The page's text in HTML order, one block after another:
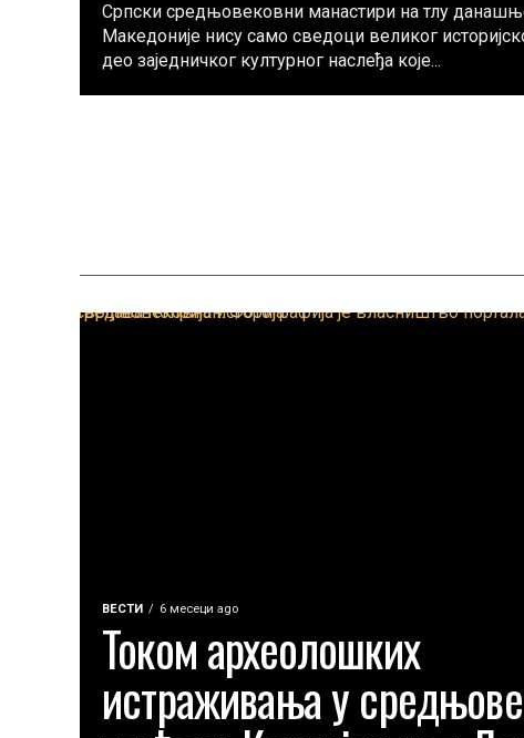
Српски средњовековни манастири на тлу
Македоније нису само сведоци великог
део заједничког културног наслеђа које...
ВЕСТИ 6 месеци ago
Током археолошких
истраживања у